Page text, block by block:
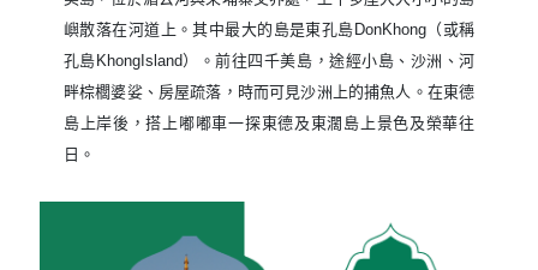
嶼散落在河道上。其中最大的島是東孔島DonKhong（或稱
孔島KhongIsland）。前往四千美島，途經小島、沙洲、河
畔棕櫚婆娑、房屋疏落，時而可見沙洲上的捕魚人。在東德
島上岸後，搭上嘟嘟車一探東德及東濶島上景色及榮華往
日。